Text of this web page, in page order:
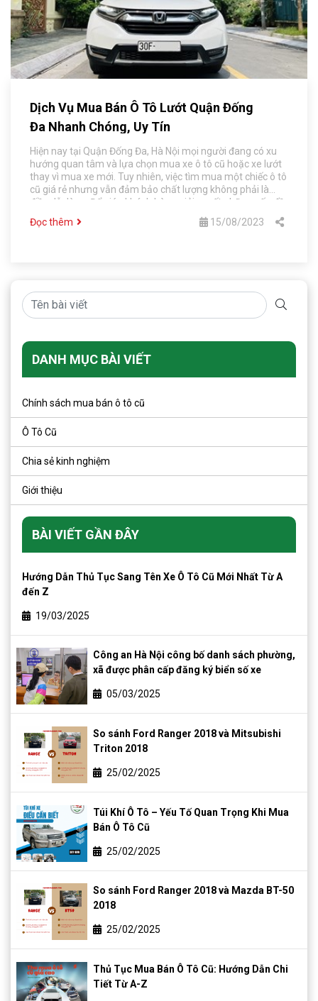
Dịch Vụ Mua Bán Ô Tô Lướt Quận Đống
Đa Nhanh Chóng, Uy Tín
Hiện nay tại Quận Đống Đa, Hà Nội mọi người đang có xu
hướng quan tâm và lựa chọn mua xe ô tô cũ hoặc xe lướt
thay vì mua xe mới. Tuy nhiên, việc tìm mua một chiếc ô tô
cũ giá rẻ nhưng vẫn đảm bảo chất lượng không phải là
điều dễ dàng. Để giúp khách hàng giải quyết những vấn đề
liên quan đến mua bán xe, dịch vụ mua bán ô tô lướt tại
Chợ Ô Tô Số 1 Hà Nội, đặc biệt là tại Quận Đống Đa sẽ giúp
Đọc thêm 15/08/2023
DANH MỤC BÀI VIẾT
Chính sách mua bán ô tô cũ
Ô Tô Cũ
Chia sẻ kinh nghiệm
Giới thiệu
BÀI VIẾT GẦN ĐÂY
Hướng Dẫn Thủ Tục Sang Tên Xe Ô Tô Cũ Mới Nhất Từ A
đến Z
19/03/2025
Công an Hà Nội công bố danh sách phường,
xã được phân cấp đăng ký biển số xe
05/03/2025
So sánh Ford Ranger 2018 và Mitsubishi
Triton 2018
25/02/2025
Túi Khí Ô Tô – Yếu Tố Quan Trọng Khi Mua
Bán Ô Tô Cũ
25/02/2025
So sánh Ford Ranger 2018 và Mazda BT-50
2018
25/02/2025
Thủ Tục Mua Bán Ô Tô Cũ: Hướng Dẫn Chi
Tiết Từ A-Z